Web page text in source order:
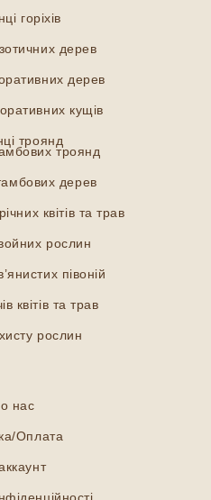
горіхів
дерев
дерев
кущів
троянд
троянд
дерев
квітів та трав
рослин
півоній
квітів та трав
рослин
нас
Оплата